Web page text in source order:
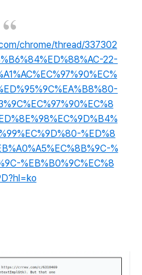
chrome/thread/337302
22-
%ED%8
%
%EB%B0%9C%EC%8